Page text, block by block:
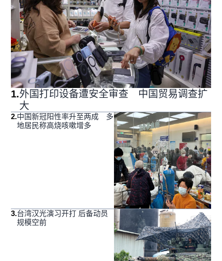
1.外国打印设备遭安全审查 中国贸易调查扩
大
2.中国新冠阳性率升至两成 多
地居民称高烧咳嗽增多
3.台湾汉光演习开打 后备动员
规模空前